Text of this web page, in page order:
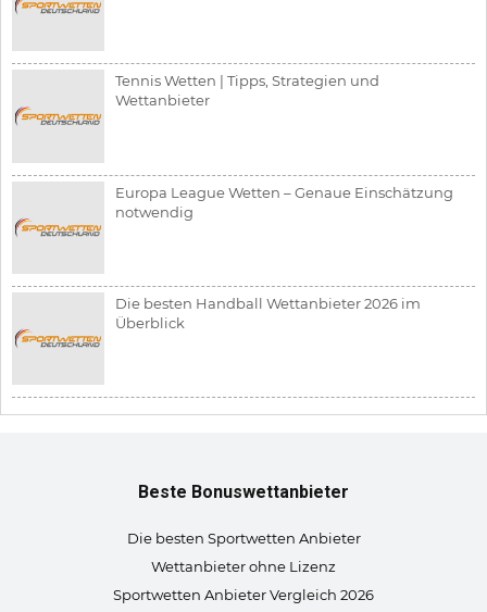
Tennis Wetten | Tipps, Strategien und
Wettanbieter
Europa League Wetten – Genaue Einschätzung
notwendig
Die besten Handball Wettanbieter 2026 im
Überblick
Beste Bonuswettanbieter
Die besten Sportwetten Anbieter
Wettanbieter ohne Lizenz
Sportwetten Anbieter Vergleich 2026